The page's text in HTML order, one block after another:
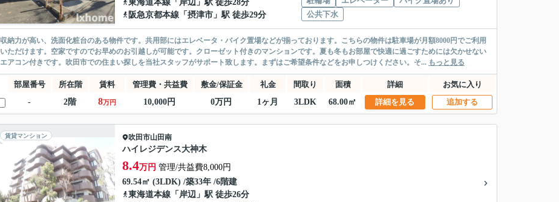
東海道本線 「 岸辺 」駅 徒歩28分
阪急京都本線 「 摂津市 」駅 徒歩29分
公共下水
収納力が高い、洗面化粧台のある物件です。共用部にはエレベータ・バイク置場などが揃っております。こちらの物件は駐車場が月額8000円でご利用
いただけます。空家ですのでお早めのお引越しが可能です。クローゼット付きのマンションです。夏も冬もお部屋で快適に過ごすためには欠かせない
エアコン付きです。吹田市での住まい探しを当社スタッフがサポート致します。まずはご希望条件などをお申しつけください。そ... もっと見る
部屋番号 所在階 賃料 管理費・共益費 敷金/保証金 礼金 間取り 面積 詳細
お気に入り
-
2階 8万円 10,000円 0万円 1ヶ月 3LDK 68.00㎡ 詳細を見る 追加する
賃貸マンション 吹田市山田南
ハイレジデンス大神木
8.4万円 管理/共益費8,000円
69.54㎡ (3LDK) /築33年 /6階建
東海道本線 「 岸辺 」駅 徒歩26分